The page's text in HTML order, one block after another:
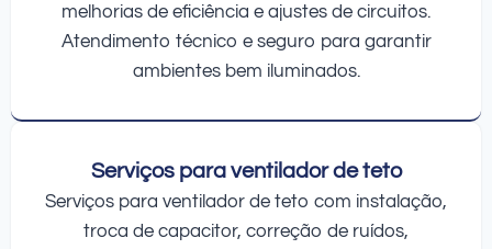
melhorias de eficiência e ajustes de circuitos.
Atendimento técnico e seguro para garantir
ambientes bem iluminados.
Serviços para ventilador de teto
Serviços para ventilador de teto com instalação,
troca de capacitor, correção de ruídos,